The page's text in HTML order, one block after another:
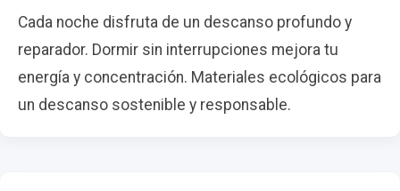
Cada noche disfruta de un descanso profundo y
reparador. Dormir sin interrupciones mejora tu
energía y concentración. Materiales ecológicos para
un descanso sostenible y responsable.